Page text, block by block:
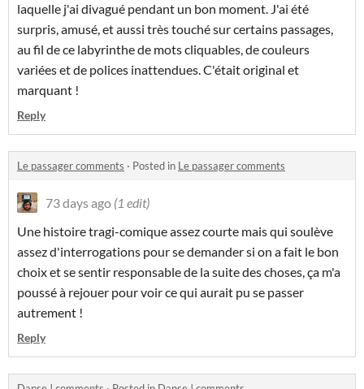
laquelle j'ai divagué pendant un bon moment. J'ai été
surpris, amusé, et aussi très touché sur certains passages,
au fil de ce labyrinthe de mots cliquables, de couleurs
variées et de polices inattendues. C'était original et
marquant !
Reply
Le passager comments · Posted in Le passager comments
73 days ago (1 edit)
Une histoire tragi-comique assez courte mais qui soulève
assez d'interrogations pour se demander si on a fait le bon
choix et se sentir responsable de la suite des choses, ça m'a
poussé à rejouer pour voir ce qui aurait pu se passer
autrement !
Reply